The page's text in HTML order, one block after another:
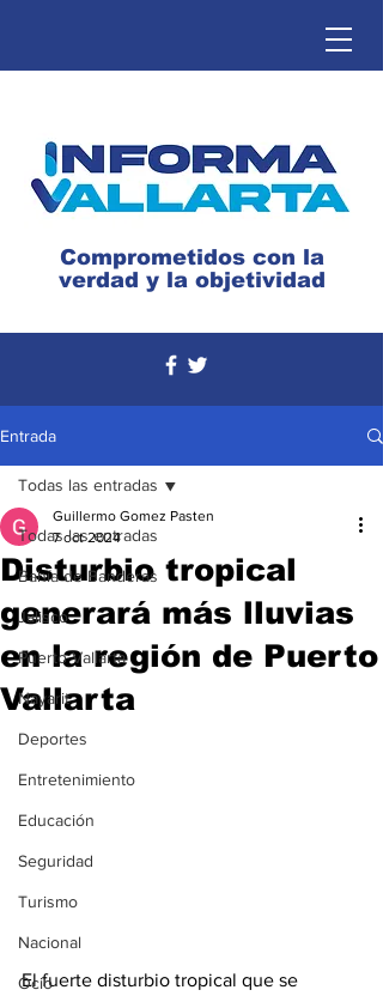
Comprometidos con la
verdad y la objetividad
Entrada
Todas las entradas
Bahía de Banderas
Jalisco
Puerto Vallarta
Nayarit
Deportes
Entretenimiento
Educación
Seguridad
Turismo
Nacional
Ocio
Todas las entradas
Disturbio tropical
generará más lluvias
en la región de Puerto
Vallarta
Guillermo Gomez Pasten
7 oct 2024
El fuerte disturbio tropical que se